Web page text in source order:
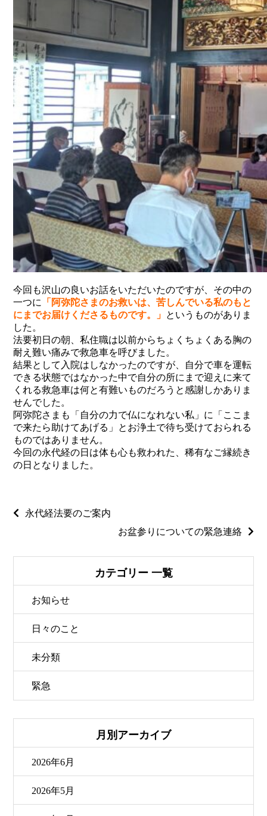
今回も沢山の良いお話をいただいたのですが、その中の
一つに
「阿弥陀さまのお救いは、苦しんでいる私のもと
にまでお届けくださるものです。」 というものがありま
した。
法要初日の朝、私住職は以前からちょくちょくある胸の
耐え難い痛みで救急車を呼びました。
結果として入院はしなかったのですが、自分で車を運転
できる状態ではなかった中で自分の所にまで迎えに来て
くれる救急車は何と有難いものだろうと感謝しかありま
せんでした。
阿弥陀さまも「自分の力で仏になれない私」に「ここま
で来たら助けてあげる」とお浄土で待ち受けておられる
ものではありません。
今回の永代経の日は体も心も救われた、稀有なご縁続き
の日となりました。
永代経法要のご案内
お盆参りについての緊急連絡
カテゴリー 一覧
お知らせ
日々のこと
未分類
緊急
月別アーカイブ
2026年6月
2026年5月